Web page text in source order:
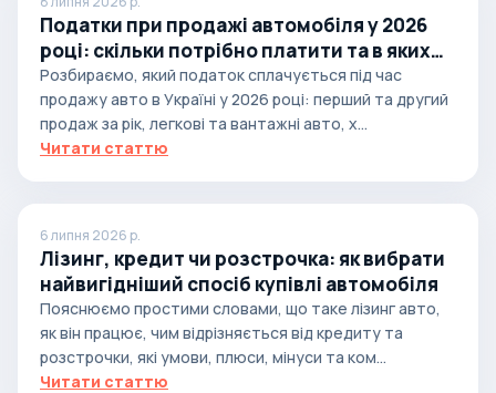
Податки при продажі автомобіля у 2026
році: скільки потрібно платити та в яких
випадках
Розбираємо, який податок сплачується під час
продажу авто в Україні у 2026 році: перший та другий
продаж за рік, легкові та вантажні авто, х...
Читати статтю
6 липня 2026 р.
Лізинг, кредит чи розстрочка: як вибрати
найвигідніший спосіб купівлі автомобіля
Пояснюємо простими словами, що таке лізинг авто,
як він працює, чим відрізняється від кредиту та
розстрочки, які умови, плюси, мінуси та ком...
Читати статтю